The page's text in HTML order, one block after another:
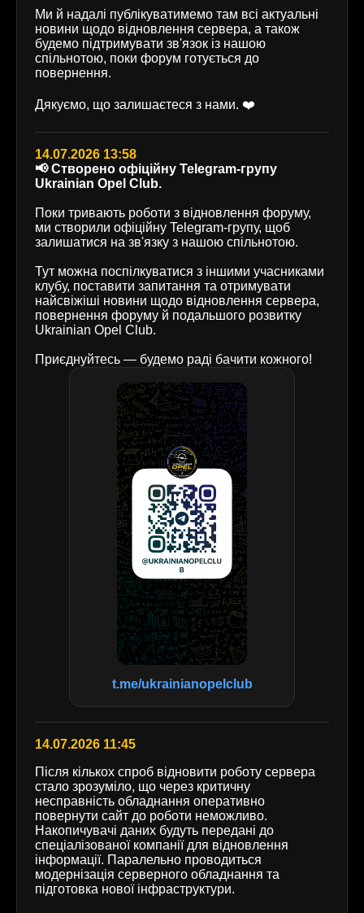
Ми й надалі публікуватимемо там всі актуальні
новини щодо відновлення сервера, а також
будемо підтримувати зв'язок із нашою
спільнотою, поки форум готується до
повернення.
Дякуємо, що залишаєтеся з нами. ❤️
14.07.2026 13:58
📢 Створено офіційну Telegram-групу
Ukrainian Opel Club.
Поки тривають роботи з відновлення форуму,
ми створили офіційну Telegram-групу, щоб
залишатися на зв'язку з нашою спільнотою.
Тут можна поспілкуватися з іншими учасниками
клубу, поставити запитання та отримувати
найсвіжіші новини щодо відновлення сервера,
повернення форуму й подальшого розвитку
Ukrainian Opel Club.
Приєднуйтесь — будемо раді бачити кожного!
t.me/ukrainianopelclub
14.07.2026 11:45
Після кількох спроб відновити роботу сервера
стало зрозуміло, що через критичну
несправність обладнання оперативно
повернути сайт до роботи неможливо.
Накопичувачі даних будуть передані до
спеціалізованої компанії для відновлення
інформації. Паралельно проводиться
модернізація серверного обладнання та
підготовка нової інфраструктури.